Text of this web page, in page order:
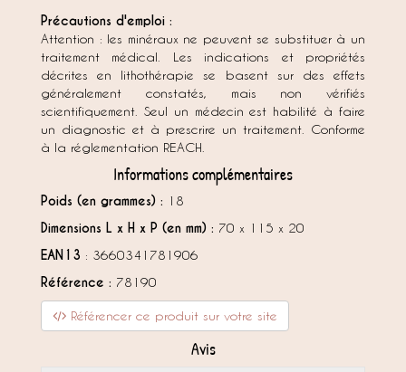
Précautions d'emploi :
Attention : les minéraux ne peuvent se substituer à un
traitement médical. Les indications et propriétés
décrites en lithothérapie se basent sur des effets
généralement constatés, mais non vérifiés
scientifiquement. Seul un médecin est habilité à faire
un diagnostic et à prescrire un traitement. Conforme
à la réglementation REACH.
Informations complémentaires
Poids (en grammes) : 18
Dimensions L x H x P (en mm) : 70 x 115 x 20
EAN13 : 3660341781906
Référence : 78190
Référencer ce produit sur votre site
Avis